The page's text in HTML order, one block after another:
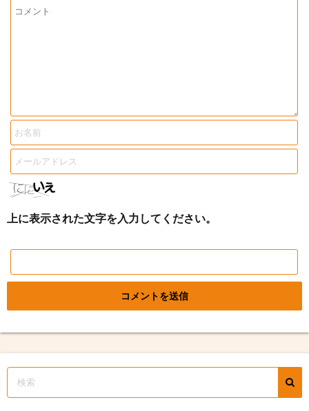
上に表示された文字を入力してください。